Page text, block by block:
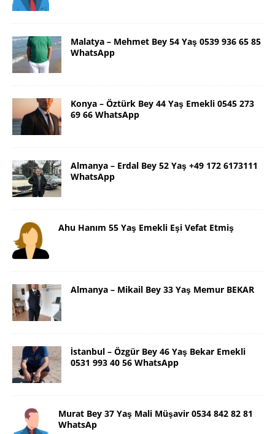
Malatya – Mehmet Bey 54 Yaş 0539 936 65 85
WhatsApp
Konya – Öztürk Bey 44 Yaş Emekli 0545 273
69 66 WhatsApp
Almanya – Erdal Bey 52 Yaş +49 172 6173111
WhatsApp
Ahu Hanım 55 Yaş Emekli Eşi Vefat Etmiş
Almanya – Mikail Bey 33 Yaş Memur BEKAR
İstanbul – Özgür Bey 46 Yaş Bekar Emekli
0531 993 40 56 WhatsApp
Murat Bey 37 Yaş Mali Müşavir 0534 842 82 81
WhatsAp